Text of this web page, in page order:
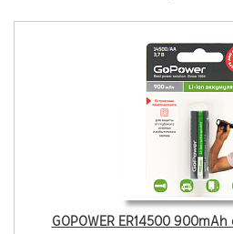
GOPOWER ER14500